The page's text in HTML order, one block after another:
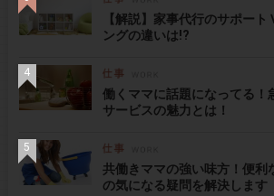
【解説】家事代行のサポー
ングの違いは!?
働くママに話題になってる！
サービスの魅力とは！
共働きママの強い味方！便利
の気になる疑問を解決します